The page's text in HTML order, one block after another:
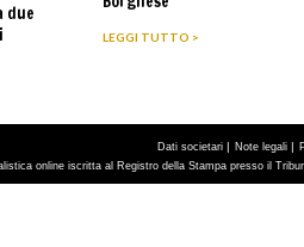
due
LEGGI TUTTO >
Dati societari | Note legali |
online iscritta al Registro della Stampa presso il